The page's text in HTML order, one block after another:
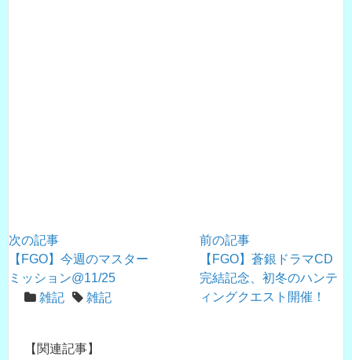
前の記事
【FGO】蒼銀ドラマCD
完結記念、初冬のハンテ
ィングクエスト開催！
次の記事
【FGO】今週のマスター
ミッション@11/25
雑記
雑記
【関連記事】